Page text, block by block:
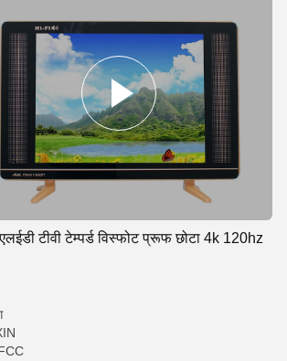
टीवी टेम्पर्ड विस्फोट प्रूफ छोटा 4k 120hz